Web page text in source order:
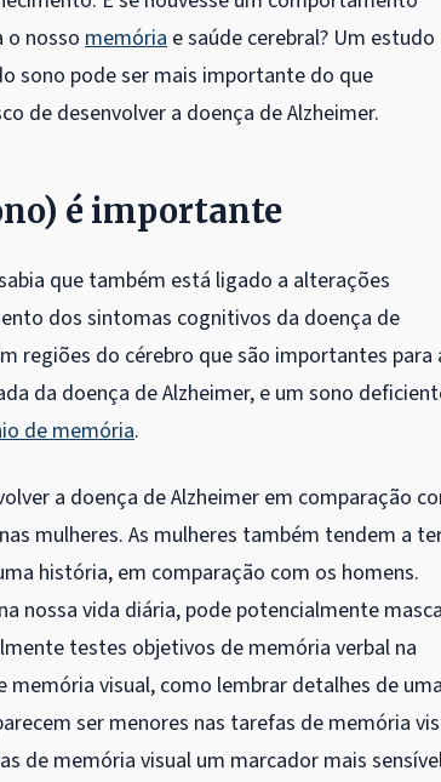
o nosso memória e saúde cerebral? Um estudo
sono pode ser mais importante do que
de desenvolver a doença de Alzheimer.
é importante
que também está ligado a alterações
dos sintomas cognitivos da doença de
regiões do cérebro que são importantes para
da doença de Alzheimer, e um sono
de memória.
a doença de Alzheimer em comparação
mulheres. As mulheres também tendem a
história, em comparação com os homens.
nossa vida diária, pode potencialmente
testes objetivos de memória verbal na
visual, como lembrar detalhes de
ser menores nas tarefas de memória
de memória visual um marcador mais